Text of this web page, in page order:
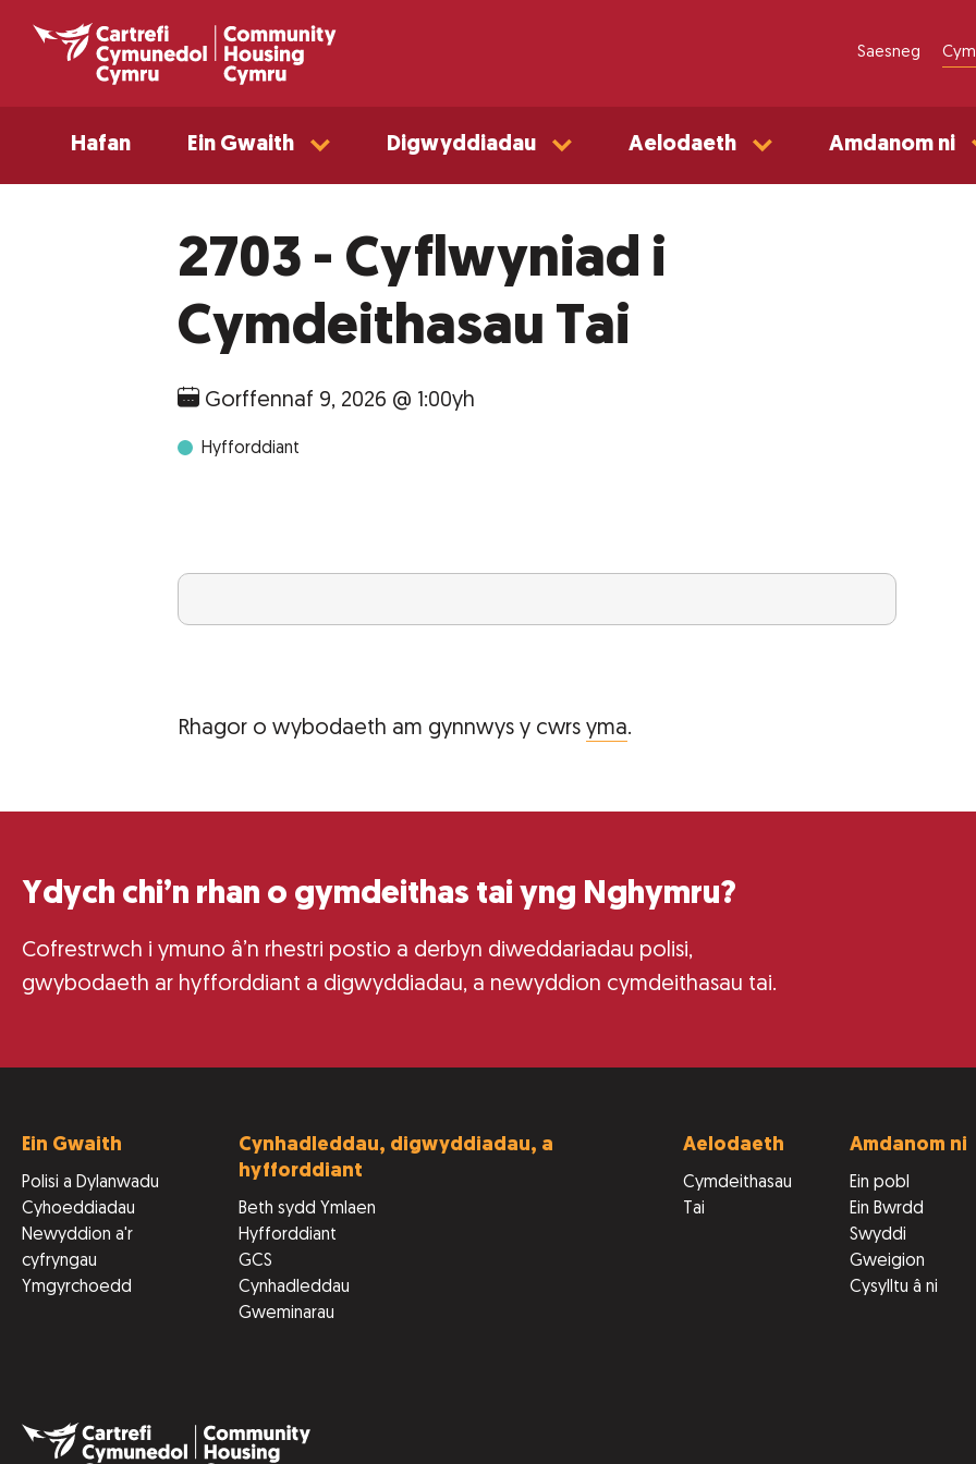
Saesneg
Hafan Ein Gwaith Digwyddiadau Aelodaeth Amdanom ni
2703 - Cyflwyniad i
Cymdeithasau Tai
Gorffennaf 9, 2026 @ 1:00yh
Hyfforddiant
Rhagor o wybodaeth am gynnwys y cwrsyma.
Ydych chi’n rhan o gymdeithas tai yng Nghymru?
Cofrestrwch i ymuno â’n rhestri postio a derbyn diweddariadau polisi,
gwybodaeth ar hyfforddiant a digwyddiadau, a newyddion cymdeithasau tai.
Ein Gwaith
Polisi a Dylanwadu
Cyhoeddiadau
Newyddion a'r
cyfryngau
Ymgyrchoedd
Cynhadleddau, digwyddiadau, a
hyfforddiant
Beth sydd Ymlaen
Hyfforddiant
GCS
Cynhadleddau
Gweminarau
Aelodaeth
Cymdeithasau
Tai
Amdanom ni
Ein pobl
Ein Bwrdd
Swyddi
Gweigion
Cysylltu â ni